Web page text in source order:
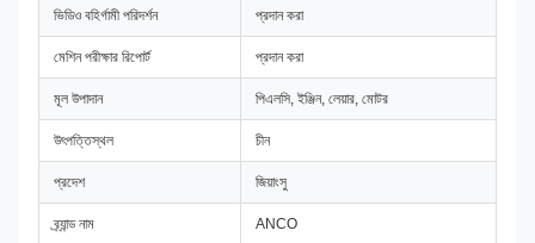
ভিডিও বহির্গামী পরিদর্শন প্রদান করা
মেশিন পরীক্ষার রিপোর্ট প্রদান করা
মূল উপাদান পিএলসি, ইঞ্জিন, লেয়ার, মোটর
উৎপত্তিস্থল চীন
প্রদেশ জিয়াংসু
ব্র্যান্ড নাম ANCO